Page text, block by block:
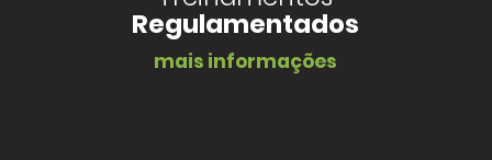
Regulamentados
mais informações